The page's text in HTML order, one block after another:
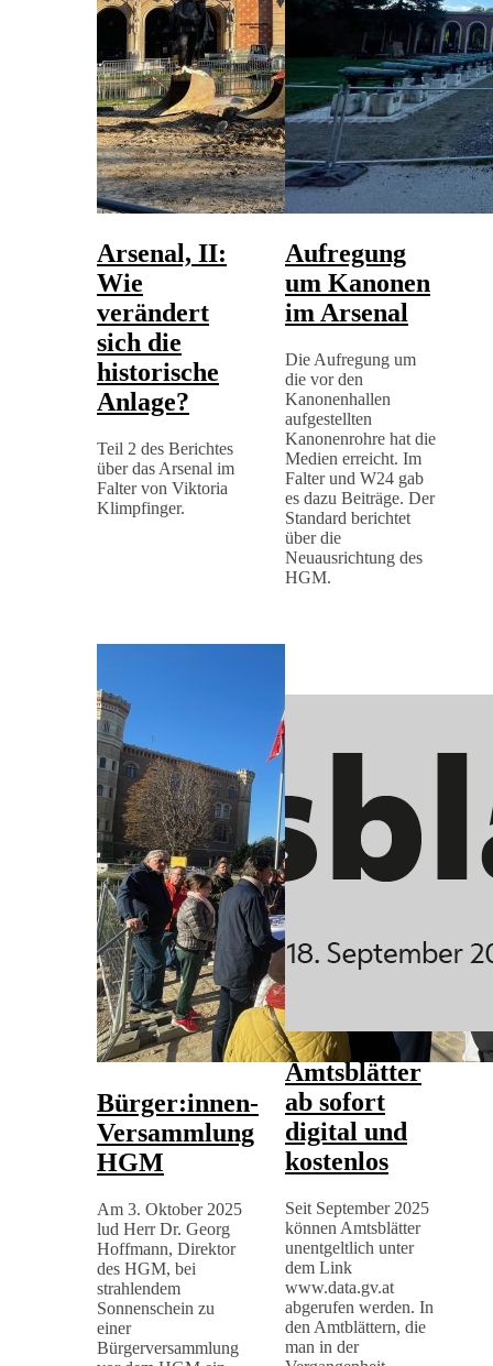
Arsenal, II:
Wie
verändert
sich die
historische
Anlage?
Teil 2 des Berichtes
über das Arsenal im
Falter von Viktoria
Klimpfinger.
Aufregung
um Kanonen
im Arsenal
Die Aufregung um
die vor den
Kanonenhallen
aufgestellten
Kanonenrohre hat die
Medien erreicht. Im
Falter und W24 gab
es dazu Beiträge. Der
Standard berichtet
über die
Neuausrichtung des
HGM.
Bürger:innen-
Versammlung
HGM
Am 3. Oktober 2025
lud Herr Dr. Georg
Hoffmann, Direktor
des HGM, bei
strahlendem
Sonnenschein zu
einer
Bürgerversammlung
Amtsblätter
ab sofort
digital und
kostenlos
Seit September 2025
können Amtsblätter
unentgeltlich unter
dem Link
www.data.gv.at
abgerufen werden. In
den Amtblättern, die
man in der